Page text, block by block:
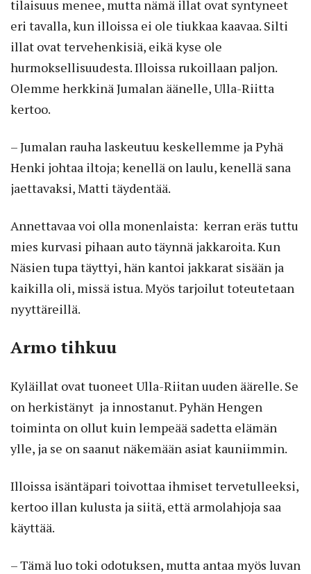
tilaisuus menee, mutta nämä illat ovat syntyneet
eri tavalla, kun illoissa ei ole tiukkaa kaavaa. Silti
illat ovat tervehenkisiä, eikä kyse ole
hurmoksellisuudesta. Illoissa rukoillaan paljon.
Olemme herkkinä Jumalan äänelle, Ulla-Riitta
kertoo.
– Jumalan rauha laskeutuu keskellemme ja Pyhä
Henki johtaa iltoja; kenellä on laulu, kenellä sana
jaettavaksi, Matti täydentää.
Annettavaa voi olla monenlaista: kerran eräs tuttu
mies kurvasi pihaan auto täynnä jakkaroita. Kun
Näsien tupa täyttyi, hän kantoi jakkarat sisään ja
kaikilla oli, missä istua. Myös tarjoilut toteutetaan
nyyttäreillä.
Armo tihkuu
Kyläillat ovat tuoneet Ulla-Riitan uuden äärelle. Se
on herkistänyt ja innostanut. Pyhän Hengen
toiminta on ollut kuin lempeää sadetta elämän
ylle, ja se on saanut näkemään asiat kauniimmin.
Illoissa isäntäpari toivottaa ihmiset tervetulleeksi,
kertoo illan kulusta ja siitä, että armolahjoja saa
käyttää.
– Tämä luo toki odotuksen, mutta antaa myös luvan